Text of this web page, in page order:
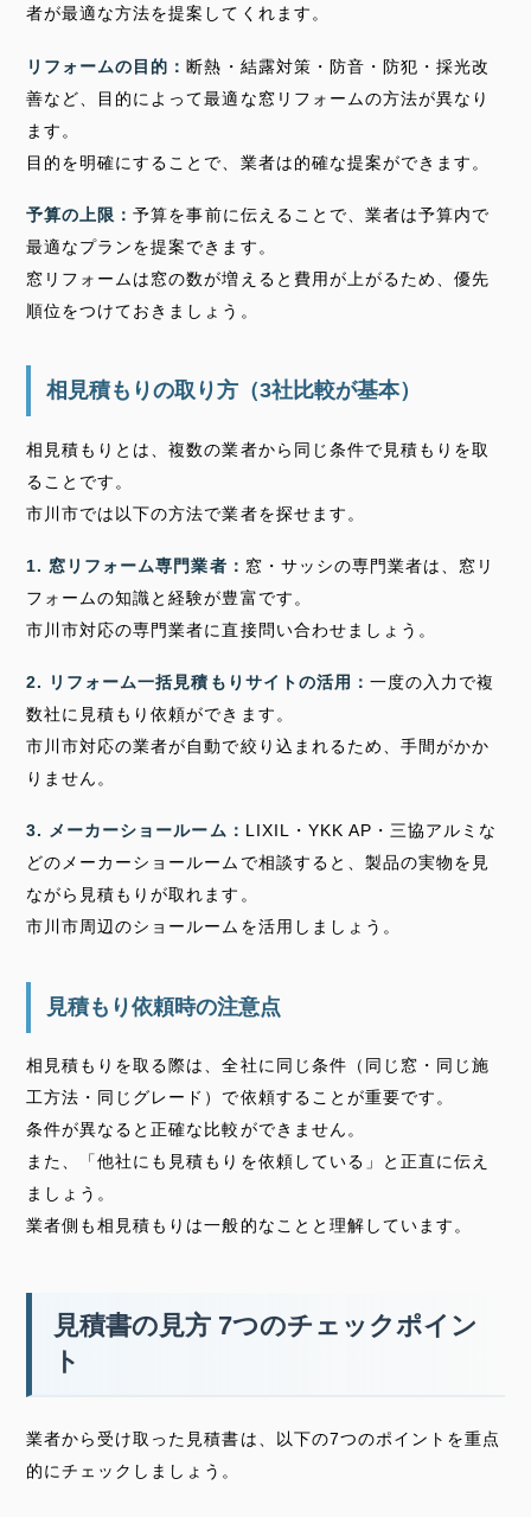
者が最適な方法を提案してくれます。
リフォームの目的： 断熱・結露対策・防音・防犯・採光改
善など、目的によって最適な窓リフォームの方法が異なり
ます。
目的を明確にすることで、業者は的確な提案ができます。
予算の上限：予算を事前に伝えることで、業者は予算内で
最適なプランを提案できます。
窓リフォームは窓の数が増えると費用が上がるため、優先
順位をつけておきましょう。
相見積もりの取り方（3社比較が基本）
相見積もりとは、複数の業者から同じ条件で見積もりを取
ることです。
市川市では以下の方法で業者を探せます。
1. 窓リフォーム専門業者： 窓・サッシの専門業者は、窓リ
フォームの知識と経験が豊富です。
市川市対応の専門業者に直接問い合わせましょう。
2. リフォーム一括見積もりサイトの活用： 一度の入力で複
数社に見積もり依頼ができます。
市川市対応の業者が自動で絞り込まれるため、手間がかか
りません。
3. メーカーショールーム： LIXIL・YKK AP・三協アルミな
どのメーカーショールームで相談すると、製品の実物を見
ながら見積もりが取れます。
市川市周辺のショールームを活用しましょう。
見積もり依頼時の注意点
相見積もりを取る際は、全社に同じ条件（同じ窓・同じ施
工方法・同じグレード）で依頼することが重要です。
条件が異なると正確な比較ができません。
また、「他社にも見積もりを依頼している」と正直に伝え
ましょう。
業者側も相見積もりは一般的なことと理解しています。
見積書の見方 7つのチェックポイン
ト
業者から受け取った見積書は、以下の7つのポイントを重点
的にチェックしましょう。